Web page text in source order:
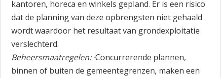
kantoren, horeca en winkels gepland. Er is een risico
dat de planning van deze opbrengsten niet gehaald
wordt waardoor het resultaat van grondexploitatie
verslechterd.
Beheersmaatregelen: ·Concurrerende plannen,
binnen of buiten de gemeentegrenzen, maken een